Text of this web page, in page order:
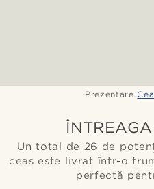
Prezentare
Un total de 26 de
ceas este livrat într-o
perfectă